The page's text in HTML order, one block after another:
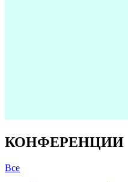
КОНФЕРЕНЦИИ
Все